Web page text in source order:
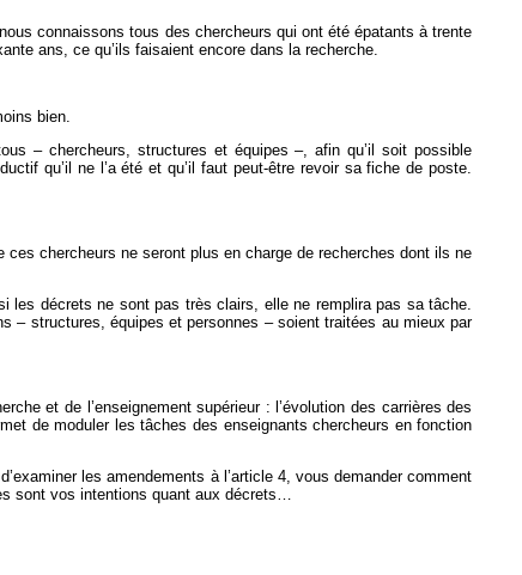
connaissons tous des chercheurs qui ont été épatants à trente
ans, ce qu’ils faisaient encore dans la recherche.
bien.
– chercheurs, structures et équipes –, afin qu’il soit possible
qu’il ne l’a été et qu’il faut peut-être revoir sa fiche de poste.
ces chercheurs ne seront plus en charge de recherches dont ils ne
les décrets ne sont pas très clairs, elle ne remplira pas sa tâche.
– structures, équipes et personnes – soient traitées au mieux par
et de l’enseignement supérieur : l’évolution des carrières des
de moduler les tâches des enseignants chercheurs en fonction
les amendements à l’article 4, vous demander comment
sont vos intentions quant aux décrets…